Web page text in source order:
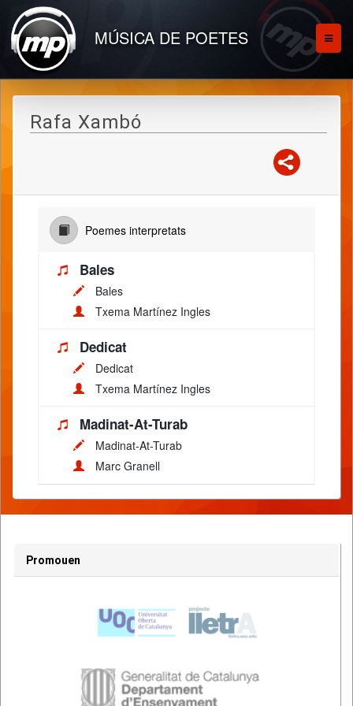
MÚSICA DE POETES
Rafa Xambó
Poemes interpretats
Bales
Bales
Txema Martínez Ingles
Dedicat
Dedicat
Txema Martínez Ingles
Madinat-At-Turab
Madinat-At-Turab
Marc Granell
Promouen